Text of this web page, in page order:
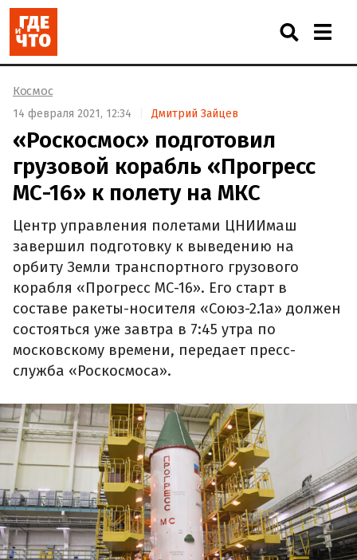
Космос
14 февраля 2021, 12:34 Дмитрий Зайцев
«Роскосмос» подготовил
грузовой корабль «Прогресс
МС-16» к полету на МКС
Центр управления полетами ЦНИИмаш
завершил подготовку к выведению на
орбиту Земли транспортного грузового
корабля «Прогресс МС-16». Его старт в
составе ракеты-носителя «Союз-2.1а» должен
состояться уже завтра в 7:45 утра по
московскому времени, передает пресс-
служба «Роскосмоса».